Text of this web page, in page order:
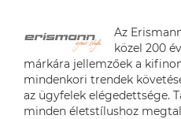
Az
közel 200
márkára jellemzőek a
mindenkori trendek
az ügyfelek elégedettsége.
minden életstílushoz